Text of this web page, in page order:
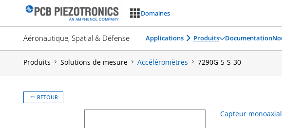
Domaines
Aéronautique, Spatial & Défense Applications Produits Documentation
Produits Solutions de mesure Accéléromètres 7290G-5-S-30
RETOUR
Capteur